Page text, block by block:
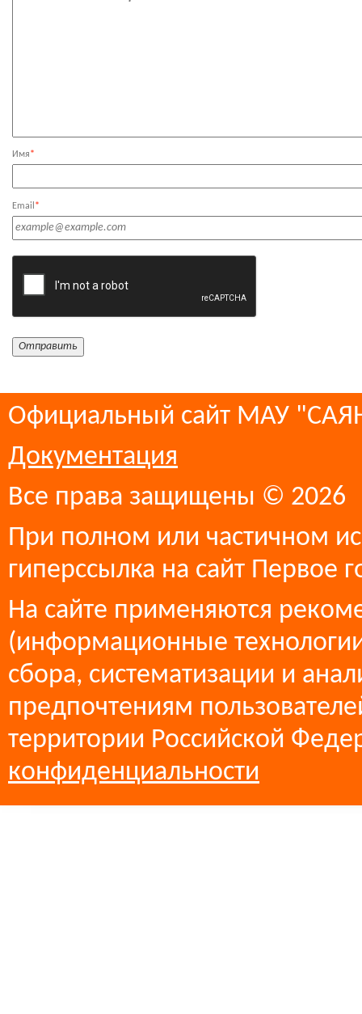
Имя*
Email *
Официальный сайт МАУ
Документация
Все права защищены © 2026
При полном или частичном
гиперссылка на сайт Первое
На сайте применяются
(информационные
сбора, систематизации и
предпочтениям
территории Российской
конфиденциальности